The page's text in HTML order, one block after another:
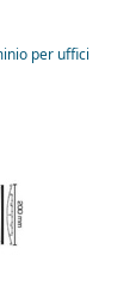
per uffici